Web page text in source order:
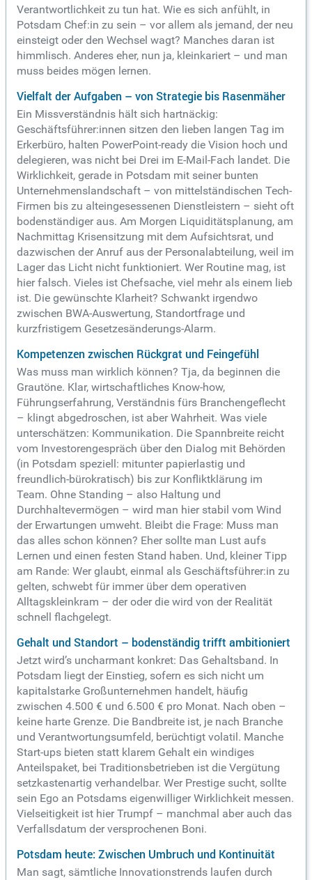
Verantwortlichkeit zu tun hat. Wie es sich anfühlt, in
Potsdam Chef:in zu sein – vor allem als jemand, der neu
einsteigt oder den Wechsel wagt? Manches daran ist
himmlisch. Anderes eher, nun ja, kleinkariert – und man
muss beides mögen lernen.
Vielfalt der Aufgaben – von Strategie bis Rasenmäher
Ein Missverständnis hält sich hartnäckig:
Geschäftsführer:innen sitzen den lieben langen Tag im
Erkerbüro, halten PowerPoint-ready die Vision hoch und
delegieren, was nicht bei Drei im E-Mail-Fach landet. Die
Wirklichkeit, gerade in Potsdam mit seiner bunten
Unternehmenslandschaft – von mittelständischen Tech-
Firmen bis zu alteingesessenen Dienstleistern – sieht oft
bodenständiger aus. Am Morgen Liquiditätsplanung, am
Nachmittag Krisensitzung mit dem Aufsichtsrat, und
dazwischen der Anruf aus der Personalabteilung, weil im
Lager das Licht nicht funktioniert. Wer Routine mag, ist
hier falsch. Vieles ist Chefsache, viel mehr als einem lieb
ist. Die gewünschte Klarheit? Schwankt irgendwo
zwischen BWA-Auswertung, Standortfrage und
kurzfristigem Gesetzesänderungs-Alarm.
Kompetenzen zwischen Rückgrat und Feingefühl
Was muss man wirklich können? Tja, da beginnen die
Grautöne. Klar, wirtschaftliches Know-how,
Führungserfahrung, Verständnis fürs Branchengeflecht
– klingt abgedroschen, ist aber Wahrheit. Was viele
unterschätzen: Kommunikation. Die Spannbreite reicht
vom Investorengespräch über den Dialog mit Behörden
(in Potsdam speziell: mitunter papierlastig und
freundlich-bürokratisch) bis zur Konfliktklärung im
Team. Ohne Standing – also Haltung und
Durchhaltevermögen – wird man hier stabil vom Wind
der Erwartungen umweht. Bleibt die Frage: Muss man
das alles schon können? Eher sollte man Lust aufs
Lernen und einen festen Stand haben. Und, kleiner Tipp
am Rande: Wer glaubt, einmal als Geschäftsführer:in zu
gelten, schwebt für immer über dem operativen
Alltagskleinkram – der oder die wird von der Realität
schnell flachgelegt.
Gehalt und Standort – bodenständig trifft ambitioniert
Jetzt wird’s uncharmant konkret: Das Gehaltsband. In
Potsdam liegt der Einstieg, sofern es sich nicht um
kapitalstarke Großunternehmen handelt, häufig
zwischen 4.500 € und 6.500 € pro Monat. Nach oben –
keine harte Grenze. Die Bandbreite ist, je nach Branche
und Verantwortungsumfeld, berüchtigt volatil. Manche
Start-ups bieten statt klarem Gehalt ein windiges
Anteilspaket, bei Traditionsbetrieben ist die Vergütung
setzkastenartig verhandelbar. Wer Prestige sucht, sollte
sein Ego an Potsdams eigenwilliger Wirklichkeit messen.
Vielseitigkeit ist hier Trumpf – manchmal aber auch das
Verfallsdatum der versprochenen Boni.
Potsdam heute: Zwischen Umbruch und Kontinuität
Man sagt, sämtliche Innovationstrends laufen durch